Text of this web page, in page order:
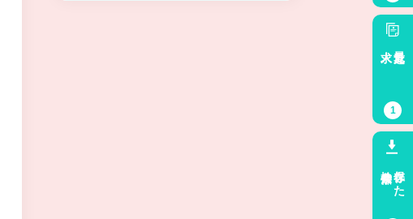
最近見た
1
保存した